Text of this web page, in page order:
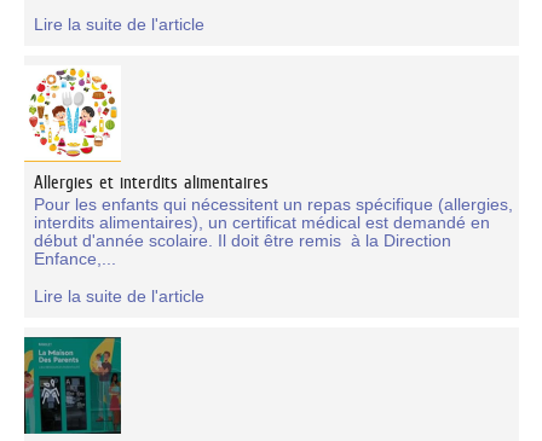
Lire la suite de l'article
Allergies et interdits alimentaires
Pour les enfants qui nécessitent un repas spécifique (allergies,
interdits alimentaires), un certificat médical est demandé en
début d'année scolaire. Il doit être remis à la Direction
Enfance,...
Lire la suite de l'article